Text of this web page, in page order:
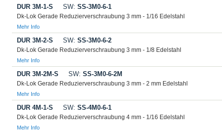
DUR 3M-1-S SW: SS-3M0-6-1
Dk-Lok Gerade Reduzierverschraubung 3 mm - 1/16 Edelstahl
Mehr Info
DUR 3M-2-S SW: SS-3M0-6-2
Dk-Lok Gerade Reduzierverschraubung 3 mm - 1/8 Edelstahl
Mehr Info
DUR 3M-2M-S SW: SS-3M0-6-2M
Dk-Lok Gerade Reduzierverschraubung 3 mm - 2 mm Edelstahl
Mehr Info
DUR 4M-1-S SW: SS-4M0-6-1
Dk-Lok Gerade Reduzierverschraubung 4 mm - 1/16 Edelstahl
Mehr Info